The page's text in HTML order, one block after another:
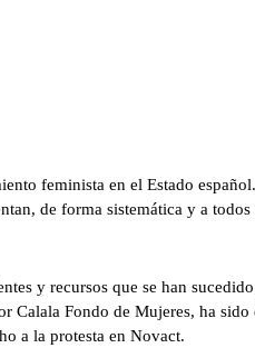
feminista en el Estado
de forma sistemática y a
y recursos que se han
Calala Fondo de Mujeres, ha
a la protesta en Novact.